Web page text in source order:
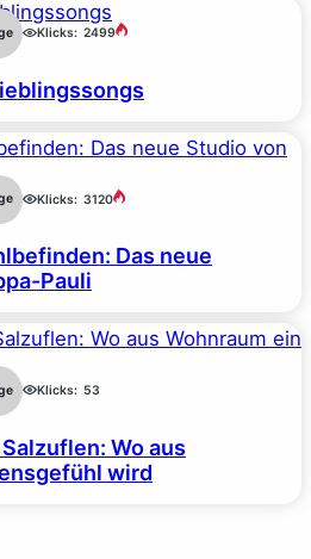
Klicks: 2499
Klicks: 3120
Das neue
Pauli
Klicks: 53
Wo aus
wird